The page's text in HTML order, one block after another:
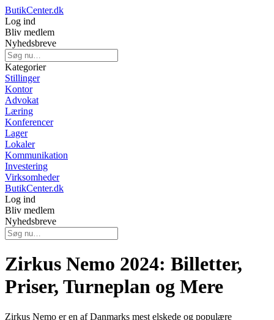
ButikCenter.dk
Log ind
Bliv medlem
Nyhedsbreve
Kategorier
Stillinger
Kontor
Advokat
Læring
Konferencer
Lager
Lokaler
Kommunikation
Investering
Virksomheder
ButikCenter.dk
Log ind
Bliv medlem
Nyhedsbreve
Zirkus Nemo 2024: Billetter,
Priser, Turneplan og Mere
Zirkus Nemo er en af Danmarks mest elskede og populære